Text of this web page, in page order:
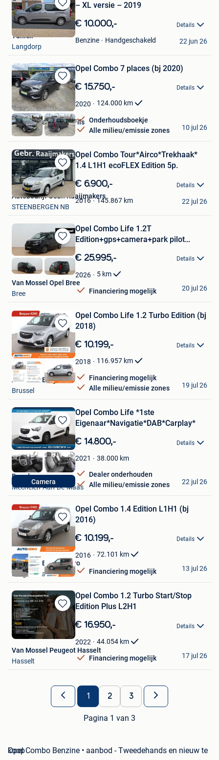
Bewaren
in
Mijn
Favorieten
– XL versie – 2019
€ 10.000,- Details
Benzine Handgeschakeld
Yanick
Langdorp
22 jun 26
Bewaren
in
Mijn
Favorieten
Opel Combo 7 places (bj 2020)
€ 15.750,- Details
2020 124.000 km
Onderhoudsboekje
Alle milieu/emissie zones
Garage Marchand &Fils
Mettet
10 jul 26
Bewaren
in
Mijn
Favorieten
Opel Combo Tour*Airco*Trekhaak*
1.4 L1H1 ecoFLEX Edition 5p.
€ 6.900,- Details
2016 145.867 km
Autobedrijf Gebr. Raaijmakers
STEENBERGEN NB
22 jul 26
Bewaren
in
Mijn
Favorieten
Opel Combo Life 1.2T
Edition+gps+camera+park pilot
€ 25.995,- Details
2026 5 km
Financiering mogelijk
Van Mossel Opel Bree
Bree
20 jul 26
Bewaren
in
Mijn
Favorieten
Opel Combo Life 1.2 Turbo Edition (bj
2018)
€ 10.199,- Details
2018 116.957 km
Financiering mogelijk
Alle milieu/emissie zones
Autohero België
Brussel
19 jul 26
Bewaren
in
Mijn
Favorieten
Camera
Opel Combo Life *1ste
Eigenaar*Navigatie*DAB*Carplay*
€ 14.800,- Details
2021 38.000 km
Dealer onderhouden
Alle milieu/emissie zones
Eurodecars
Mechelen-Aan-De-Maas
22 jul 26
Bewaren
in
Mijn
Favorieten
Opel Combo 1.4 Edition L1H1 (bj
2016)
€ 10.199,- Details
2016 72.101 km
Financiering mogelijk
Autohero Belgium Pro
Drogenbos
13 jul 26
Bewaren
in
Mijn
Favorieten
Opel Combo 1.2 Turbo Start/Stop
Edition Plus L2H1
€ 16.950,- Details
2022 44.054 km
Financiering mogelijk
Van Mossel Peugeot Hasselt
Hasselt
17 jul 26
1 2 3
Pagina 1 van 3
Opel Combo Benzine • aanbod - Tweedehands en nieuw te koop